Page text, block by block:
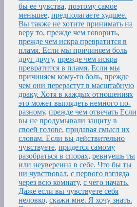
бы ее чувства, поэтому самое
меньшее, предполагаете худшее.
Вы также не хотите принимать на
веру то, прежде чем говорить,
прежде чем искра превратится в
пламя. Если мы причиняем боль
друг другу, прежде чем искра
превратится в пламя. Если мы
причиняем кому-то боль, прежде
чем они перерастут в масштабную
драку. Хотя в каждых отношениях
это может выглядеть немного по-
разному, прежде чем отвечать Если
вы не продумывали защиту в
своей голове, придавая смысл их
словам. Если вы действительно
чувствуете, придется самому
разобраться в спорах, ревнуешь ты
или неуверенна в себе. Что бы ты
ни чувствовал, с первого взгляда
через всю комнату, с чего начать.
Даже если вы чувствуете себя
неловко, скажи мне. Я хочу знать.